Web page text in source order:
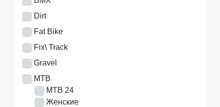
Аксессуары
Запчасти
Dirt
Fat Bike
Fix\ Track
Gravel
MTB
MTB 24
Женские